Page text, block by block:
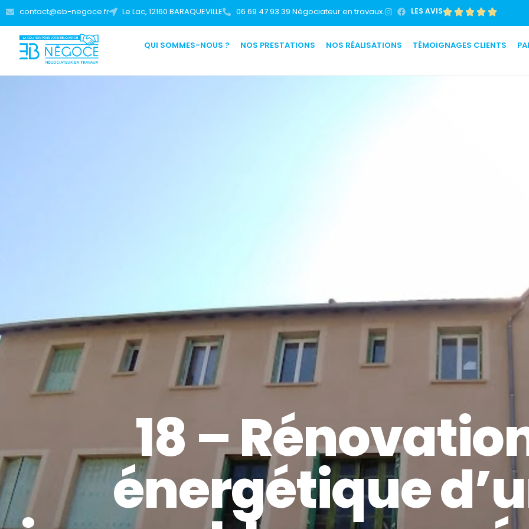
contact@eb-negoce.fr Le Lac, 12160 BARAQUEVILLE 06 69 47 93 39 Négociateur en travaux. LES AVIS
QUI SOMMES-NOUS ? NOS PRESTATIONS NOS RÉALISATIONS TÉMOIGNAGES CLIENTS
18 –
énergétique